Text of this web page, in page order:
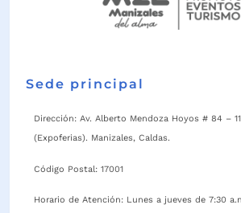
Sede principal
Dirección: Av. Alberto Mendoza Hoyos # 84 –
(Expoferias). Manizales, Caldas.
Código Postal: 17001
Horario de Atención: Lunes a jueves de 7:30